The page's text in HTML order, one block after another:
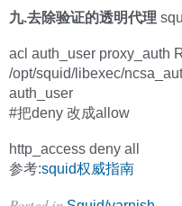
九.去除验证的透明代理
acl auth_user proxy_auth
/opt/squid/libexec/
auth_user
#把deny 改成allow
http_access deny all
参考:squid权威指南